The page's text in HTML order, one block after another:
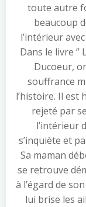
toute autre
beaucoup
l’intérieur
Dans le livre ”
Ducoeur,
souffrance
l’histoire. Il est
rejeté par
l’intérieur
s’inquiète et
Sa maman
se retrouve
à l’égard de
lui brise les